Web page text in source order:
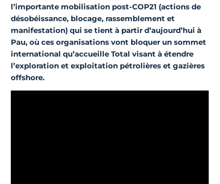
l’importante mobilisation post-COP21 (actions de
désobéissance, blocage, rassemblement et
manifestation) qui se tient à partir d’aujourd’hui à
Pau, où ces organisations vont bloquer un sommet
international qu’accueille Total visant à étendre
l’exploration et exploitation pétrolières et gazières
offshore.